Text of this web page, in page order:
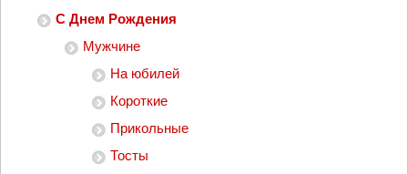
С Днем Рождения
Мужчине
На юбилей
Короткие
Прикольные
Тосты